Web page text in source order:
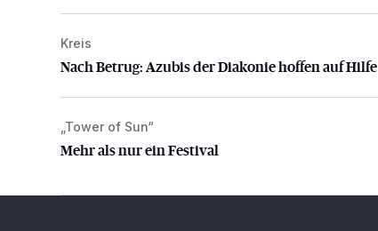
Nach Betrug: Azubis der Diakonie hoffen auf Hilfe
Kreis
Nach Betrug: Azubis der Diakonie hoffen auf Hilfe
Mehr als nur ein Festival
„Tower of Sun“
Mehr als nur ein Festival